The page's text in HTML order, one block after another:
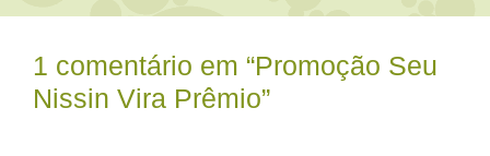
1 comentário em “Promoção Seu
Nissin Vira Prêmio”